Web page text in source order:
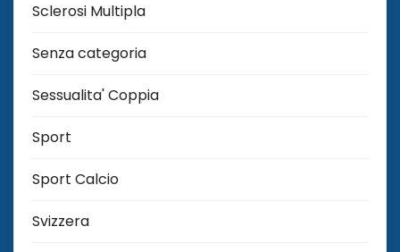
Sclerosi Multipla
Senza categoria
Sessualita' Coppia
Sport
Sport Calcio
Svizzera